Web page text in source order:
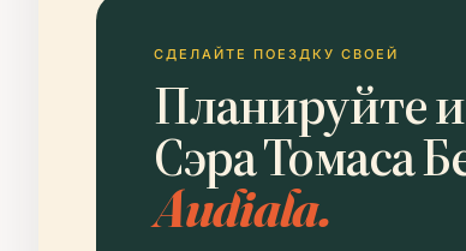
СДЕЛАЙТЕ ПОЕЗДКУ СВОЕЙ
Планируйте
Сэра Томаса
Audiala.